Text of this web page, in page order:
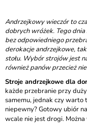
Andrzejkowy wieczórto
dobrych wróżek. Tego
bez odpowiedniego
derokacje andrzejkowe,
stołu. Wybór strojów jest
również panów przecież
Stroje andrzejkowe dla
każde przebranie przy
samemu, jednak czy warto
niepewny? Gotowy ubiór
wcale nie jest drogi.